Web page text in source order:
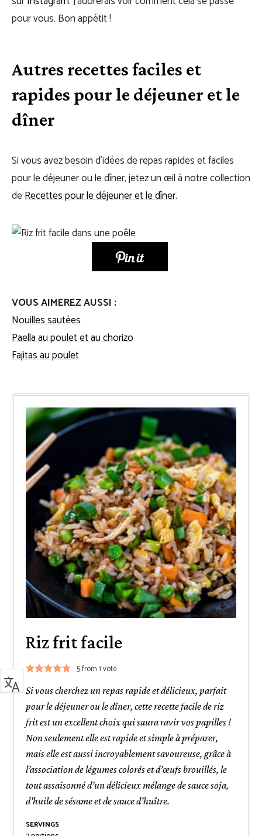
pour vous. Bon appétit !
Autres recettes faciles et
rapides pour le déjeuner et le
dîner
Si vous avez besoin d’idées de repas rapides et faciles
pour le déjeuner ou le dîner, jetez un œil à notre collection
deRecettes pour le déjeuner et le dîner.
VOUS AIMEREZ AUSSI :
Nouilles sautées
Paella au poulet et au chorizo
Fajitas au poulet
Riz frit facile
5from 1 vote
Si vous cherchez un repas rapide et délicieux, parfait
pour le déjeuner ou le dîner, cette recette facile de riz
frit est un excellent choix qui saura ravir vos papilles !
Non seulement elle est rapide et simple à préparer,
mais elle est aussi incroyablement savoureuse, grâce à
l’association de légumes colorés et d’œufs brouillés, le
tout assaisonné d’un délicieux mélange de sauce soja,
d’huile de sésame et de sauce d’huître.
SERVINGS